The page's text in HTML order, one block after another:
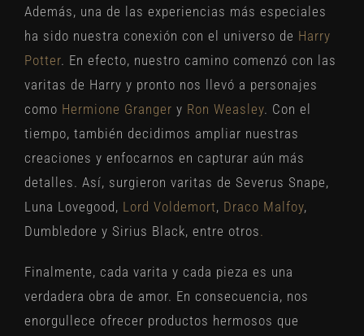
Además, una de las experiencias más especiales
ha sido nuestra conexión con el universo de Harry
Potter. En efecto, nuestro camino comenzó con las
varitas de Harry y pronto nos llevó a personajes
como Hermione Granger y Ron Weasley. Con el
tiempo, también decidimos ampliar nuestras
creaciones y enfocarnos en capturar aún más
detalles. Así, surgieron varitas de Severus Snape,
Luna Lovegood, Lord Voldemort, Draco Malfoy,
Dumbledore y Sirius Black, entre otros.
Finalmente, cada varita y cada pieza es una
verdadera obra de amor. En consecuencia, nos
enorgullece ofrecer productos hermosos que